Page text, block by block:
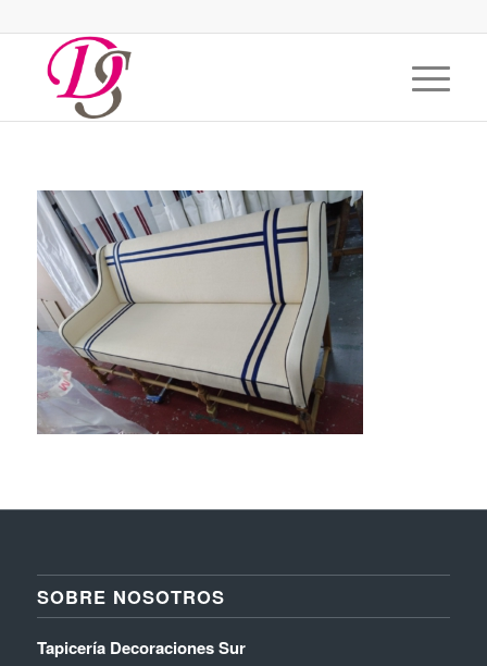
SOBRE NOSOTROS
Tapicería Decoraciones Sur